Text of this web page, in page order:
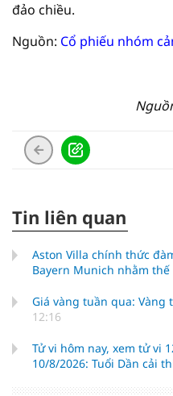
đảo chiều.
Nguồn: Cổ phiếu nhóm
Tin liên quan
Aston Villa chính thức
Bayern Munich nhằm thế
Giá vàng tuần qua:
12:16
Tử vi hôm nay, xem tử vi
10/8/2026: Tuổi Dần cải